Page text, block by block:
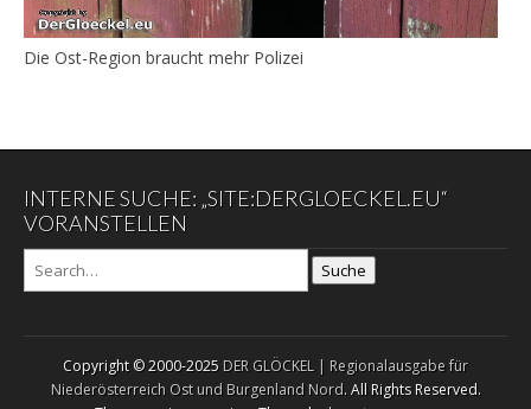
Die Ost-Region braucht mehr Polizei
INTERNE SUCHE: „SITE:DERGLOECKEL.EU“
VORANSTELLEN
Suche
Copyright © 2000-2025 DER GLÖCKEL | Regionalausgabe für
Niederösterreich Ost und Burgenland Nord. All Rights Reserved.